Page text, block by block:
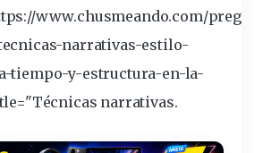
www.chusmeando.com/
narrativas-estilo-
tiempo-y-estructura-en-la-
narrativas.